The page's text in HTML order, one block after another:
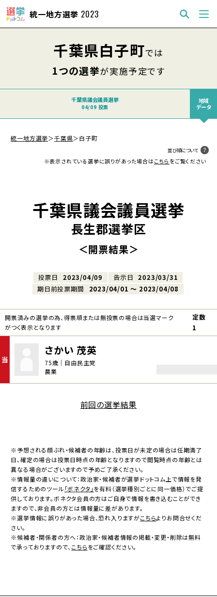
統一地方選挙 2023
千葉県白子町では
1つの選挙が実施予定です
千葉県議会議員選挙
04/09 投票
地域
データ
統一地方選挙＞千葉県＞白子町
並び順について
※表示されている選挙に誤りがあった場合はこちら をご覧ください
千葉県議会議員選挙
長生郡選挙区
＜開票結果＞
投票日 2023/04/09 告示日
2023/03/31
期日前投票期間
2023/04/01 〜 2023/04/08
開票済みの選挙の為、得票順または無投票の場合は当選マーク
がつく表示となります
定数
1
当
さかい 茂英
75歳｜自由民主党
農業
前回の選挙結果
※予想される顔ぶれ・候補者の年齢は、投票日が未定の場合は任期満了
日、確定の場合は投票日時点の年齢となりますので閲覧時点の年齢とは
異なる場合がございますので予めご了承ください。
※情報量の違いについて：政治家・候補者が選挙ドットコム上で情報を発
信するためのツール 「ボネクタ」を有料（選挙種別ごとに同一価格）でご提
供しております。ボネクタ会員の方はご自身で情報を書き込むことができ
ますので、非会員の方とは情報量に差があります。
※選挙情報に誤りがあった場合、恐れ入りますがこちらよりお問合せくだ
さい。
※候補者・関係者の方へ：政治家・候補者情報の掲載・変更・削除は無料
で承っておりますので、 こちらをご確認ください。